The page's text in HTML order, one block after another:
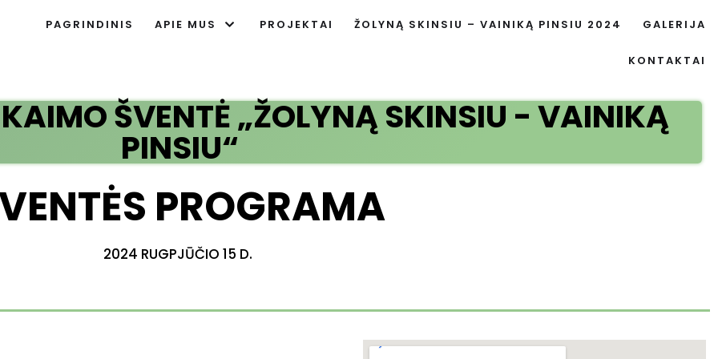
PAGRINDINIS APIE MUS PROJEKTAI ŽOLYNĄ SKINSIU – VAINIKĄ PINSIU 2024 GALERIJA
KONTAKTAI
ŠVENTĖ „ŽOLYNĄ SKINSIU - VAINIKĄ
PINSIU“
PROGRAMA
2024 RUGPJŪČIO 15 D.